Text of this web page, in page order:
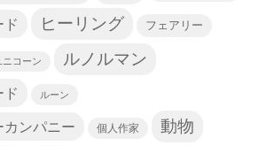
ド ヒーリング フェアリー
ニコーン ルノルマン
ド ルーン
カンパニー 個人作家 動物